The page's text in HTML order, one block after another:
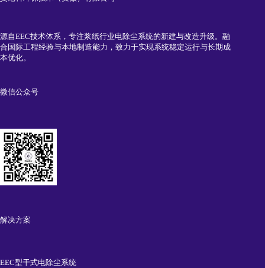
源自EEC技术体系，专注浆纸行业电除尘系统的新建与改造升级。融
合国际工程经验与本地制造能力，致力于实现系统稳定运行与长期成
本优化。
微信公众号
解决方案
EEC型干式电除尘系统